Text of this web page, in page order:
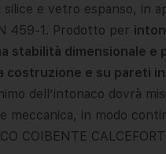
silice e vetro espanso, in
459-1. Prodotto per
stabilità dimensionale e
costruzione e su pareti
dell’intonaco dovrà
meccanica, in modo
COIBENTE